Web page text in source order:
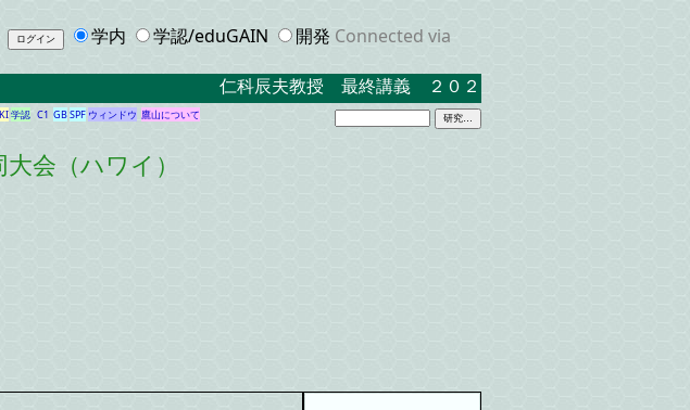
学内 学認/eduGAIN 開発 Connected via
仁科辰夫教授 最終講義 ２０２３．３．１７ 米沢キャンパ
学認 C1 GBSPF ウィンドウ 鷹山について
会（ハワイ）